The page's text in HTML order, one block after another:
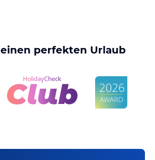
perfekten Urlaub